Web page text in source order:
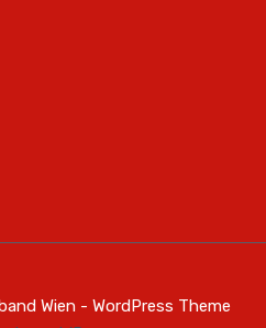
Wien - WordPress Theme